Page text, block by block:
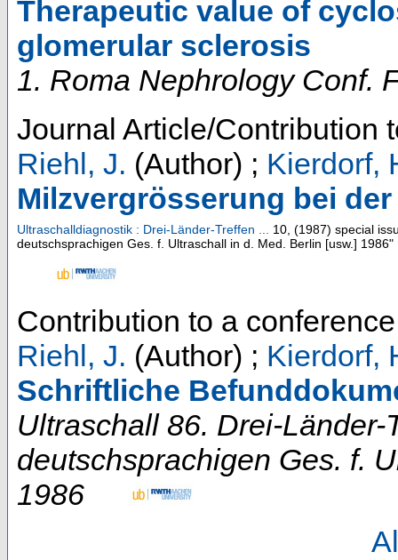
Therapeutic value of
glomerular sclerosis
1. Roma Nephrology Conf.
Journal Article/Contribution
Riehl, J. (Author) ; Kierdorf,
Milzvergrösserung bei
Ultraschalldiagnostik : Drei-Länder-Treffen ... 10, (1987) special
deutschsprachigen Ges. f. Ultraschall in d. Med. Berlin [usw.] 1986"
Contribution to a
Riehl, J. (Author) ; Kierdorf,
Schriftliche
Ultraschall 86. Drei-Länder-
deutschsprachigen Ges. f.
1986